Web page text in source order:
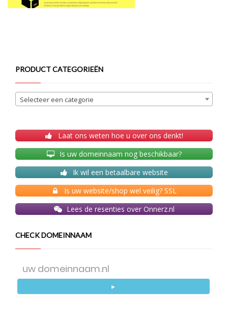
PRODUCT CATEGORIEËN
Selecteer een categorie
Laat ons weten hoe u over ons denkt!
Is uw domeinnaam nog beschikbaar?
Ik wil een betaalbare website
Is uw website/shop wel veilig? SSL
Lees de resenties over Onnerz.nl
CHECK DOMEINNAAM
►